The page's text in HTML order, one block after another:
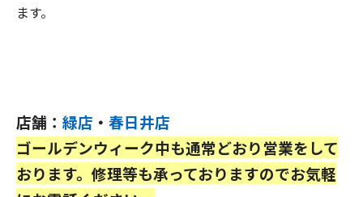
ます。
店舗： 緑店 ・ 春日井店
ゴールデンウィーク中も通常どおり営業をして
おります。修理等も承っておりますのでお気軽